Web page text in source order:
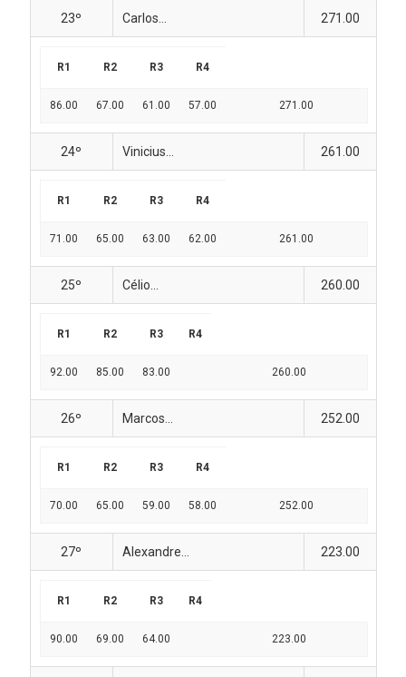
23º Carlos... 271.00
R1 R2 R3 R4
86.00 67.00 61.00 57.00 271.00
24º Vinicius... 261.00
R1 R2 R3 R4
71.00 65.00 63.00 62.00 261.00
25º Célio... 260.00
R1 R2 R3 R4
92.00 85.00 83.00 260.00
26º Marcos... 252.00
R1 R2 R3 R4
70.00 65.00 59.00 58.00 252.00
27º Alexandre... 223.00
R1 R2 R3 R4
90.00 69.00 64.00 223.00